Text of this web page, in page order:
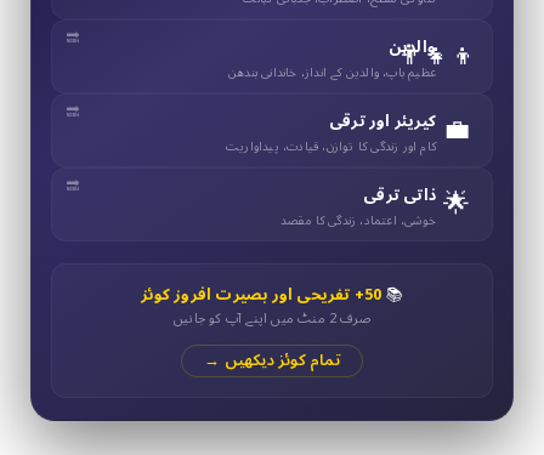
👨‍👧‍👦
والدین
عظیم باپ، والدین کے انداز، خاندانی بندھن
💼 کیریئر اور ترقی
کام اور زندگی کا توازن، قیادت، پیداواریت
🌟 ذاتی ترقی
خوشی، اعتماد، زندگی کا مقصد
📚50+ تفریحی اور بصیرت افروز کوئز
صرف 2 منٹ میں اپنے آپ کو جانیں
تمام کوئز دیکھیں →